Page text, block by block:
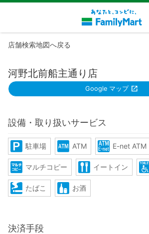
店舗検索地図へ戻る
河野北前船主通り店
Google マップ
設備・取り扱いサービス
駐車場 ATM E-net ATM
マルチコピー イートイン
たばこ お酒
決済手段